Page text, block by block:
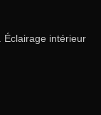
inclut des
des créations
Éclairage intérieur